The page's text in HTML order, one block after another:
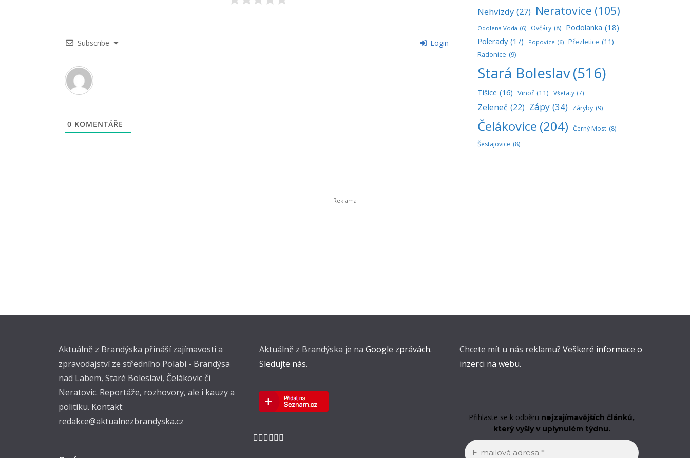
Subscribe Login
0 KOMENTÁŘE
Nehvizdy (27) Neratovice (105)
Odolena Voda (6) Ovčáry (8) Podolanka (18)
Polerady (17) Popovice (6) Přezletice (11)
Radonice (9)
Stará Boleslav(516)
Tišice (16) Vinoř (11) Všetaty (7)
Zeleneč (22) Zápy (34) Záryby (9)
Čelákovice (204) Černý Most (8)
Šestajovice (8)
Aktuálně z Brandýska přináší zajímavosti a
zpravodajství ze středního Polabí - Brandýsa
nad Labem, Staré Boleslavi, Čelákovic či
Neratovic. Reportáže, rozhovory, ale i kauzy a
politiku. Kontakt:
redakce@aktualnezbrandyska.cz
Aktuálně z Brandýska je na Google zprávách.
Sledujte nás.
Chcete mít u nás reklamu?Veškeré informace o
inzerci na webu.
Přihlaste se k odběru nejzajímavějších článků,
který vyšly v uplynulém týdnu.